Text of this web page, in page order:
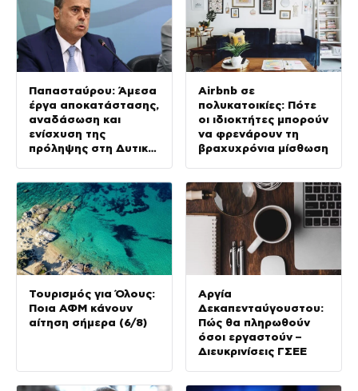
Παπασταύρου: Άμεσα
έργα αποκατάστασης,
αναδάσωση και
ενίσχυση της
πρόληψης στη Δυτική
Airbnb σε
πολυκατοικίες: Πότε
οι ιδιοκτήτες μπορούν
να φρενάρουν τη
βραχυχρόνια μίσθωση
Τουρισμός για Όλους:
Ποια ΑΦΜ κάνουν
αίτηση σήμερα (6/8)
Αργία
Δεκαπενταύγουστου:
Πώς θα πληρωθούν
όσοι εργαστούν –
Διευκρινίσεις ΓΣΕΕ